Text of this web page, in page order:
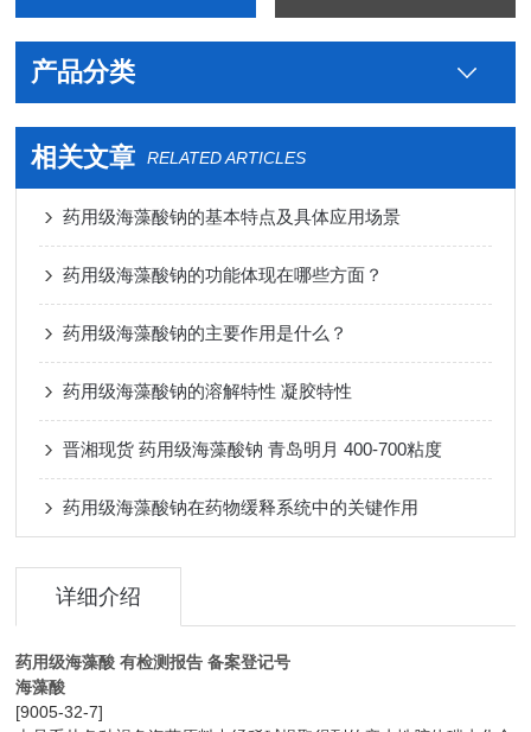
产品分类
相关文章 RELATED ARTICLES
药用级海藻酸钠的基本特点及具体应用场景
药用级海藻酸钠的功能体现在哪些方面？
药用级海藻酸钠的主要作用是什么？
药用级海藻酸钠的溶解特性 凝胶特性
晋湘现货 药用级海藻酸钠 青岛明月 400-700粘度
药用级海藻酸钠在药物缓释系统中的关键作用
详细介绍
药用级海藻酸 有检测报告 备案登记号
海藻酸
[9005-32-7]